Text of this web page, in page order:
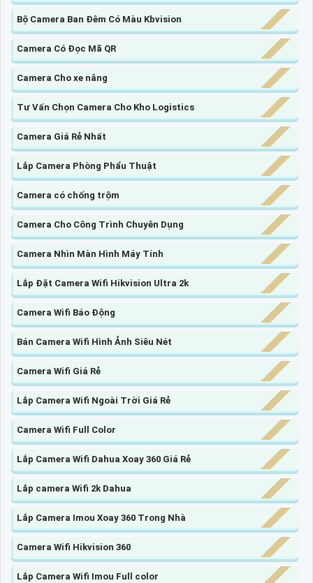
Bộ Camera Ban Đêm Có Màu Kbvision
Camera Có Đọc Mã QR
Camera Cho xe nâng
Tư Vấn Chọn Camera Cho Kho Logistics
Camera Giá Rẻ Nhất
Lắp Camera Phòng Phẩu Thuật
Camera có chống trộm
Camera Cho Công Trình Chuyên Dụng
Camera Nhìn Màn Hình Máy Tính
Lắp Đặt Camera Wifi Hikvision Ultra 2k
Camera Wifi Báo Động
Bán Camera Wifi Hình Ảnh Siêu Nét
Camera Wifi Giá Rẻ
Lắp Camera Wifi Ngoài Trời Giá Rẻ
Camera Wifi Full Color
Lắp Camera Wifi Dahua Xoay 360 Giá Rẻ
Lắp camera Wifi 2k Dahua
Lắp Camera Imou Xoay 360 Trong Nhà
Camera Wifi Hikvision 360
Lắp Camera Wifi Imou Full color